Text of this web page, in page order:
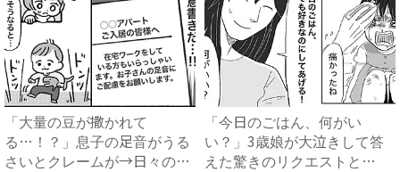
「大量の豆が撒かれて
る…！？」息子の足音がうる
さいとクレームが→日々の嫌
「今日のごはん、何がい
い？」3歳娘が大泣きして答
えた驚きのリクエストと